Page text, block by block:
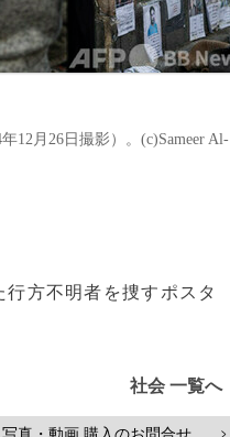
12月26日撮影）。(c)Sameer Al-
方不明者を捜すポスタ
社会 一覧へ